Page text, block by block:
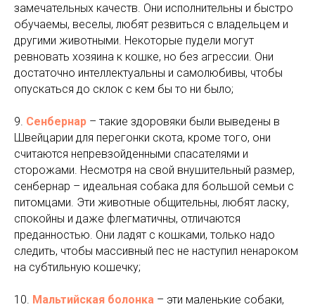
замечательных качеств. Они исполнительны и быстро
обучаемы, веселы, любят резвиться с владельцем и
другими животными. Некоторые пудели могут
ревновать хозяина к кошке, но без агрессии. Они
достаточно интеллектуальны и самолюбивы, чтобы
опускаться до склок с кем бы то ни было;
9. Сенбернар – такие здоровяки были выведены в
Швейцарии для перегонки скота, кроме того, они
считаются непревзойденными спасателями и
сторожами. Несмотря на свой внушительный размер,
сенбернар – идеальная собака для большой семьи с
питомцами. Эти животные общительны, любят ласку,
спокойны и даже флегматичны, отличаются
преданностью. Они ладят с кошками, только надо
следить, чтобы массивный пес не наступил ненароком
на субтильную кошечку;
10. Мальтийская болонка – эти маленькие собаки,